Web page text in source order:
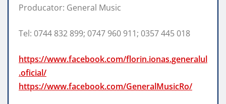
Producator: General Music
Tel: 0744 832 899; 0747 960 911; 0357 445 018
https://www.facebook.com/florin.ionas.generalul
.oficial/
https://www.facebook.com/GeneralMusicRo/